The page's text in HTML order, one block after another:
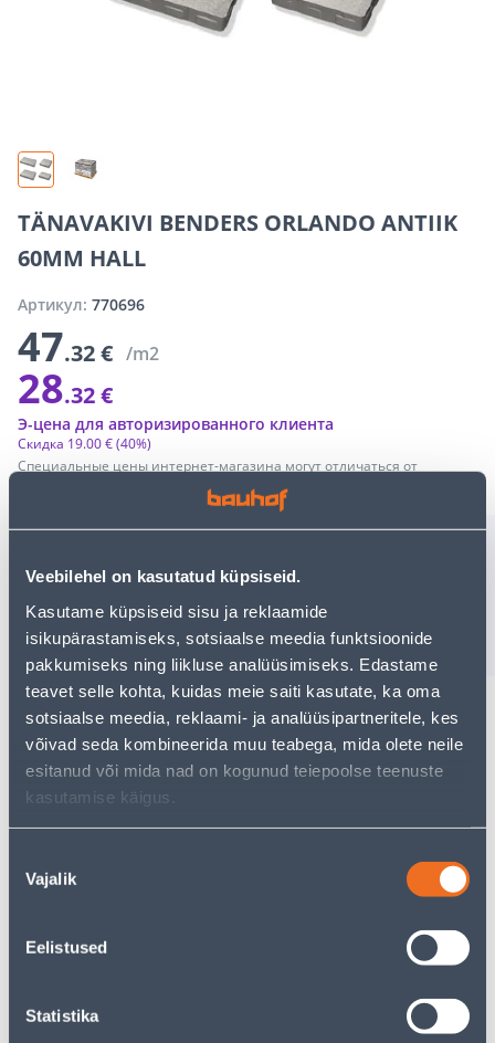
Veebilehel on kasutatud küpsiseid.
Kasutame küpsiseid sisu ja reklaamide
isikupärastamiseks, sotsiaalse meedia funktsioonide
pakkumiseks ning liikluse analüüsimiseks. Edastame
teavet selle kohta, kuidas meie saiti kasutate, ka oma
sotsiaalse meedia, reklaami- ja analüüsipartneritele, kes
võivad seda kombineerida muu teabega, mida olete neile
esitanud või mida nad on kogunud teiepoolse teenuste
kasutamise käigus.
valik
Vajalik
Eelistused
Statistika
TÄNAVAKIVI BENDERS ORLANDO ANTIIK
60MM HALL
Артикул: 770696
47.32 € /m2
28.32 €
Специальные цены интернет-магазина могут отличаться от
Скидка 19.00 €(40%)
Э-цена для авторизированного клиента
− + ДОБАВИТЬ В КОРЗИНУ
Посмотреть наличие
• 14-päevane tagastusõigus.